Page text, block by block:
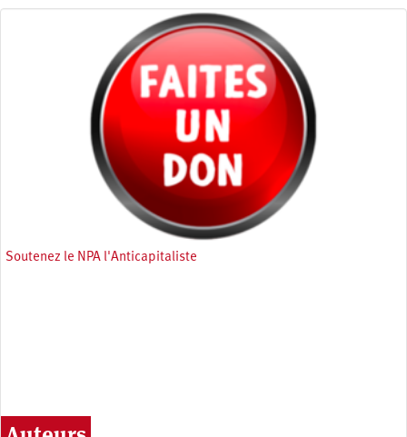
Soutenez le NPA l'Anticapitaliste